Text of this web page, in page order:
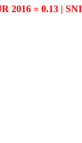
2016 = 0.13 |